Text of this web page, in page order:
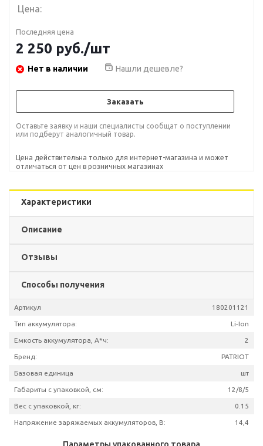
Цена:
Последняя цена
2 250 руб./шт
Нет в наличии Нашли дешевле?
Заказать
Оставьте заявку и наши специалисты сообщат о поступлении
или подберут аналогичный товар.
Цена действительна только для интернет-магазина и может
отличаться от цен в розничных магазинах
Характеристики
Описание
Отзывы
Способы получения
Артикул
Тип аккумулятора: